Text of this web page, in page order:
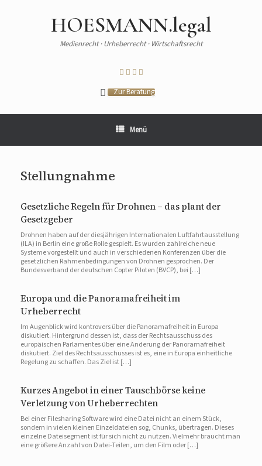
HOESMANN.legal
Medienrecht · Urheberrecht · Wirtschaftsrecht
Zur Beratung
Menü
Stellungnahme
Gesetzliche Regeln für Drohnen – das plant der
Gesetzgeber
Drohnen haben auf der diesjährigen Internationalen Luftfahrtausstellung
(ILA) in Berlin eine große Rolle gespielt. Es wurden zahlreiche neue
Systeme vorgestellt und auch in verschiedenen Konferenzen über die
gesetzlichen Rahmenbedingungen von Drohnen gesprochen. Der
Bundesverband der deutschen Copter Piloten (BVCP), bei […]
Europa und die Panoramafreiheit im
Urheberrecht
Im Augenblick wird kontrovers über die Panoramafreiheit in Europa
diskutiert. Hintergrund dessen ist, dass der Rechtsausschuss des
europäischen Parlamentes über eine Änderung der Panoramafreiheit
diskutiert. Ziel des Rechtsausschusses ist es, eine in Europa einheitliche
Regelung zu schaffen. Das Ziel ist […]
Kurzes Angebot in einer Tauschbörse keine
Verletzung von Urheberrechten
Bei einer Filesharing Software wird eine Datei nicht an einem Stück,
sondern in vielen kleinen Einzeldateien sog, Chunks, übertragen. Dieses
einzelne Dateisegment ist für sich nicht zu nutzen. Vielmehr braucht man
eine größere Anzahl von Datei-Teilen, um den Film oder […]